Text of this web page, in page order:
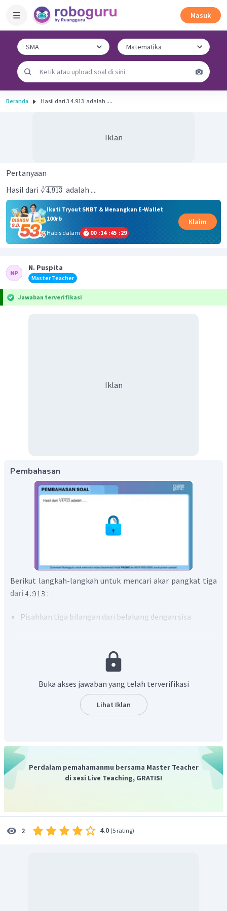
Masuk
Beranda Hasil dari 3 4.913 ​ adalah ....
Iklan
Pertanyaan
Hasil dari
3 4.913 adalah ....
Ikuti Tryout SNBT & Menangkan E-Wallet
100rb
Habis dalam
00 :14 :45 :29
Klaim
N. Puspita
Master Teacher
Jawaban terverifikasi
Iklan
Pembahasan
Berikut langkah-langkah untuk mencari akar pangkat tiga
dari
:
Pisahkan tiga bilangan dari belakang dengan sisa
yang nilainya kurang dari , yaitu
, angka pada digit satuan adalah
. Maka perkalian pangkat tiga yang digit satuannya
Buka akses jawaban yang telah terverifikasi
Lihat Iklan
Perdalam pemahamanmu bersama Master Teacher
di sesi Live Teaching, GRATIS!
2 4.0 (5 rating)